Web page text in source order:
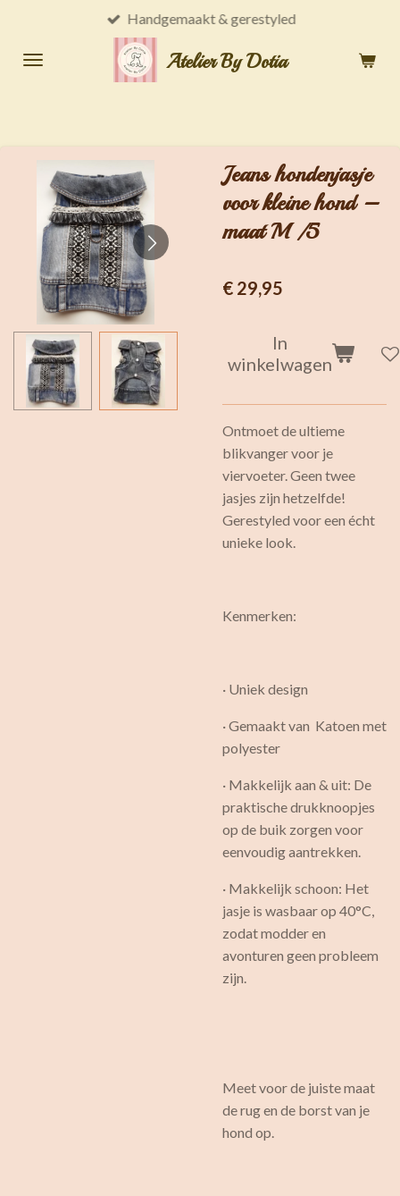
naar
Atelier By Dotia
Handgemaakt & gerestyled
Jeans hondenjasje
voor kleine hond –
maat M /5
€ 29,95
In
winkelwagen
Ontmoet de ultieme
blikvanger voor je
viervoeter. Geen twee
jasjes zijn hetzelfde!
Gerestyled voor een écht
unieke look.
Kenmerken:
· Uniek design
· Gemaakt van Katoen met
polyester
· Makkelijk aan & uit: De
praktische drukknoopjes
op de buik zorgen voor
eenvoudig aantrekken.
· Makkelijk schoon: Het
jasje is wasbaar op 40°C,
zodat modder en
avonturen geen probleem
zijn.
Meet voor de juiste maat
de rug en de borst van je
hond op.